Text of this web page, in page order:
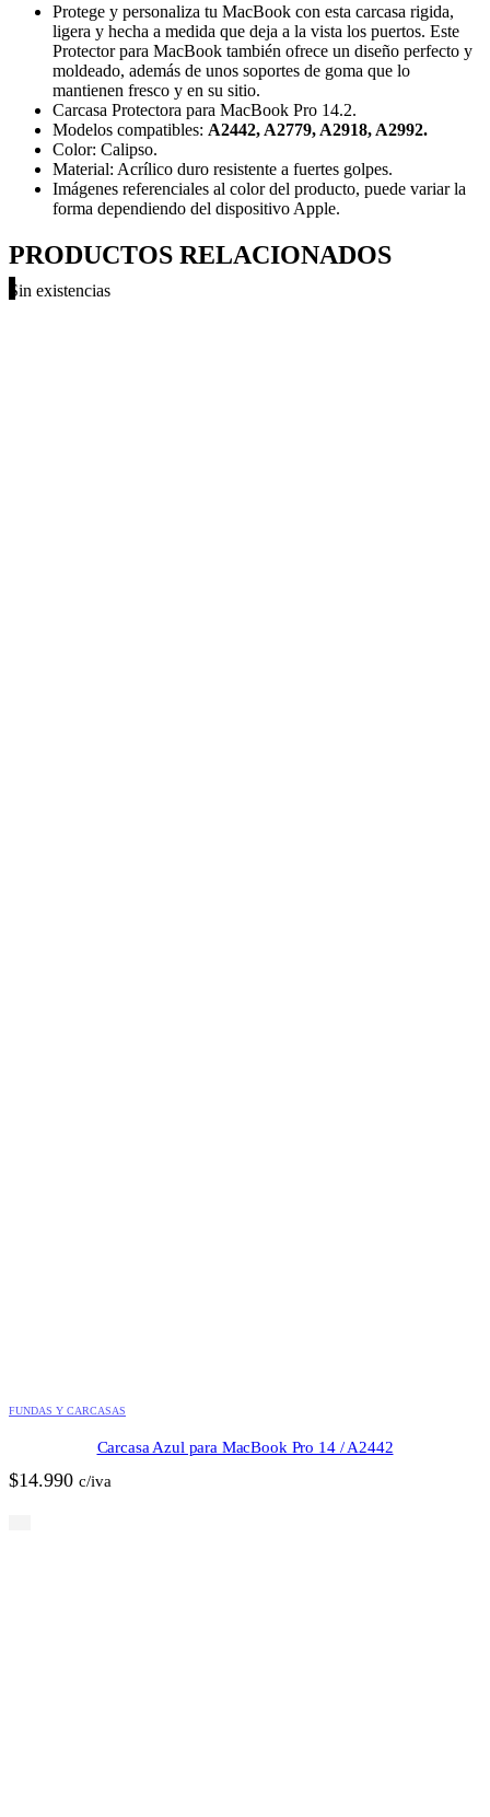
Protege y personaliza tu MacBook con esta carcasa rigida,
ligera y hecha a medida que deja a la vista los puertos. Este
Protector para MacBook también ofrece un diseño perfecto y
moldeado, además de unos soportes de goma que lo
mantienen fresco y en su sitio.
Carcasa Protectora para MacBook Pro 14.2.
Modelos compatibles: A2442, A2779, A2918, A2992.
Color: Calipso.
Material: Acrílico duro resistente a fuertes golpes.
Imágenes referenciales al color del producto, puede variar la
forma dependiendo del dispositivo Apple.
PRODUCTOS RELACIONADOS
Sin existencias
FUNDAS Y CARCASAS
Carcasa Azul para MacBook Pro 14 / A2442
$14.990 c/iva